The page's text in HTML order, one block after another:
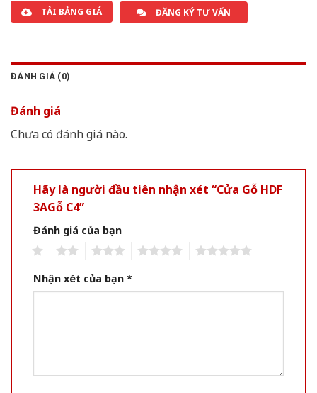
TẢI BẢNG GIÁ ĐĂNG KÝ TƯ VẤN
ĐÁNH GIÁ (0)
Đánh giá
Chưa có đánh giá nào.
Hãy là người đầu tiên nhận xét “Cửa Gỗ HDF
3AGỗ C4”
Đánh giá của bạn
Nhận xét của bạn *